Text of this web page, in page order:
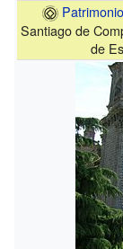
Santiago de
de